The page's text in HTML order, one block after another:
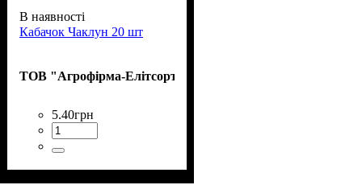
В наявності
Кабачок Чаклун 20 шт
ТОВ "Агрофірма-Елітсортнасіння"
5.40грн